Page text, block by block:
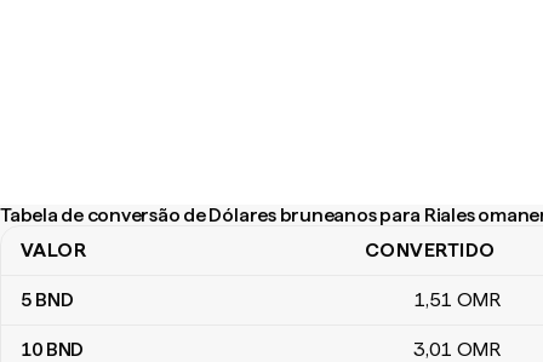
Tabela de conversão de Dólares bruneanos para Riales
Tabela de conversão de Dólares bruneanos para Riales
VALOR CONVERTIDO
5 BND 1,51 OMR
10 BND 3,01 OMR